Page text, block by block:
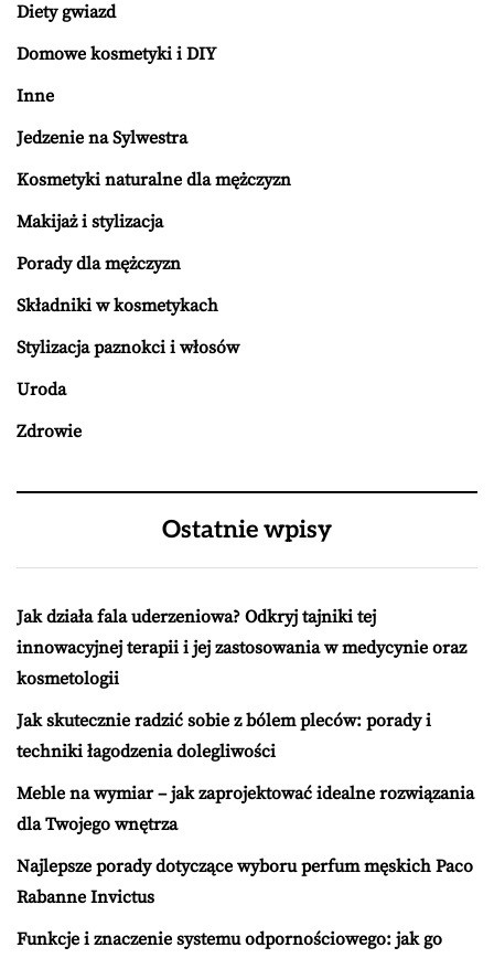
Diety gwiazd
Domowe kosmetyki i DIY
Inne
Jedzenie na Sylwestra
Kosmetyki naturalne dla mężczyzn
Makijaż i stylizacja
Porady dla mężczyzn
Składniki w kosmetykach
Stylizacja paznokci i włosów
Uroda
Zdrowie
Ostatnie wpisy
Jak działa fala uderzeniowa? Odkryj tajniki tej
innowacyjnej terapii i jej zastosowania w medycynie oraz
kosmetologii
Jak skutecznie radzić sobie z bólem pleców: porady i
techniki łagodzenia dolegliwości
Meble na wymiar – jak zaprojektować idealne rozwiązania
dla Twojego wnętrza
Najlepsze porady dotyczące wyboru perfum męskich Paco
Rabanne Invictus
Funkcje i znaczenie systemu odpornościowego: jak go